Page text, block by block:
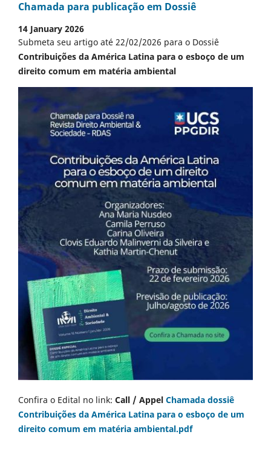
Chamada para publicação em Dossiê
14 January 2026
Submeta seu artigo até 22/02/2026 para o Dossiê
Contribuições da América Latina para o esboço de um
direito comum em matéria ambiental
Confira o Edital no link: Call / Appel Chamada dossiê
Contribuições da América Latina para o esboço de um
direito comum em matéria ambiental.pdf